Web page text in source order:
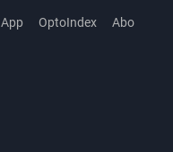
App OptoIndex Abo